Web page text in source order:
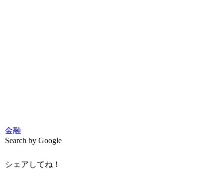
金融
Search by Google
シェアしてね！